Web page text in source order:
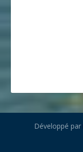
Développé par